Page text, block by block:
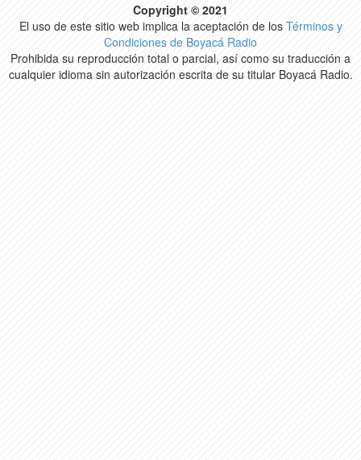
Copyright © 2021
El uso de este sitio web implica la aceptación de los Términos y
Condiciones de Boyacá Radio
Prohibida su reproducción total o parcial, así como su traducción a
cualquier idioma sin autorización escrita de su titular Boyacá Radio.